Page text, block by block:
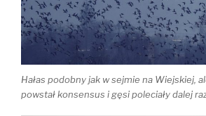
Hałas podobny jak w sejmie na Wiejskiej,
powstał konsensus i gęsi poleciały dalej